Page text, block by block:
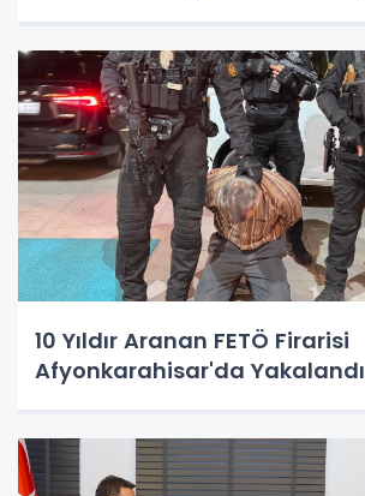
10 Yıldır Aranan FETÖ Firarisi
Afyonkarahisar'da Yakalandı